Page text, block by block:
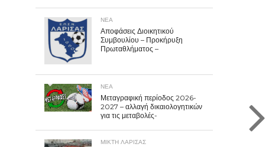
ΝΕΑ
Αποφάσεις Διοικητικού
Συμβουλίου – Προκήρυξη
Πρωταθλήματος –
ΝΕΑ
Μεταγραφική περίοδος 2026-
2027 – αλλαγή δικαιολογητικών
για τις μεταβολές-
ΜΙΚΤΗ ΛΑΡΙΣΑΣ